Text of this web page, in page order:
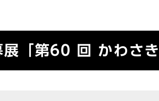
展「第60 回 かわさ